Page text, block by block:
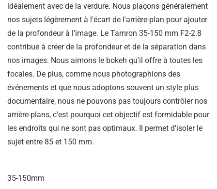
idéalement avec de la verdure. Nous plaçons généralement
nos sujets légèrement à l'écart de l'arrière-plan pour ajouter
de la profondeur à l'image. Le Tamron 35-150 mm F2-2.8
contribue à créer de la profondeur et de la séparation dans
nos images. Nous aimons le bokeh qu'il offre à toutes les
focales. De plus, comme nous photographions des
événements et que nous adoptons souvent un style plus
documentaire, nous ne pouvons pas toujours contrôler nos
arrière-plans, c'est pourquoi cet objectif est formidable pour
les endroits qui ne sont pas optimaux. Il permet d'isoler le
sujet entre 85 et 150 mm.
35-150mm